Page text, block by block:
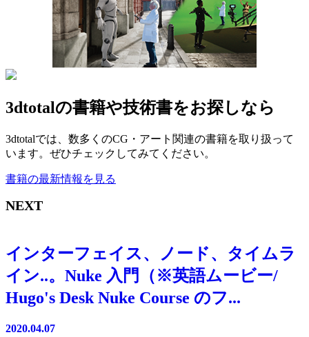
3dtotalの書籍や技術書をお探しなら
3dtotalでは、数多くのCG・アート関連の書籍を取り扱って
います。ぜひチェックしてみてください。
書籍の最新情報を見る
NEXT
インターフェイス、ノード、タイムラ
イン..。Nuke 入門（※英語ムービー/
Hugo's Desk Nuke Course のフ...
2020.04.07